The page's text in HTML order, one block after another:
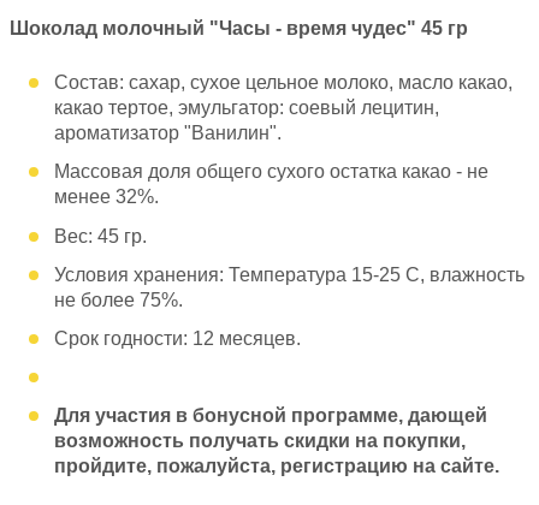
Шоколад молочный "Часы - время чудес" 45 гр
Состав: сахар, сухое цельное молоко, масло какао,
какао тертое, эмульгатор: соевый лецитин,
ароматизатор "Ванилин".
Массовая доля общего сухого остатка какао - не
менее 32%.
Вес: 45 гр.
Условия хранения: Температура 15-25 C, влажность
не более 75%.
Срок годности: 12 месяцев.
Для участия в бонусной программе, дающей
возможность получать скидки на покупки,
пройдите, пожалуйста, регистрацию на сайте.